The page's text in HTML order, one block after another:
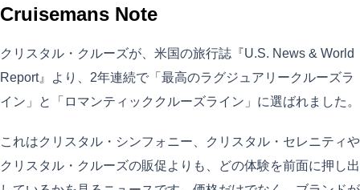
Cruisemans Note
クリスタル・クルーズが、米国の旅行誌『U.S. News & World
Report』より、2年連続で「最高のラグジュアリークルーズラ
イン」と「ロマンティッククルーズライン」に選ばれました。
これはクリスタル・シンフォニー、クリスタル・セレニティや
クリスタル・クルーズの販促よりも、どの体験を前面に押し出